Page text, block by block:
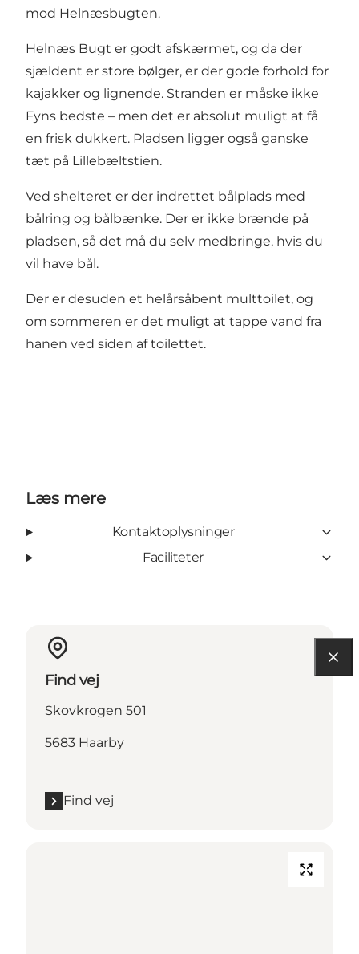
mod Helnæsbugten.
Helnæs Bugt er godt afskærmet, og da der
sjældent er store bølger, er der gode forhold for
kajakker og lignende. Stranden er måske ikke
Fyns bedste – men det er absolut muligt at få
en frisk dukkert. Pladsen ligger også ganske
tæt på Lillebæltstien.
Ved shelteret er der indrettet bålplads med
bålring og bålbænke. Der er ikke brænde på
pladsen, så det må du selv medbringe, hvis du
vil have bål.
Der er desuden et helårsåbent multtoilet, og
om sommeren er det muligt at tappe vand fra
hanen ved siden af toilettet.
Læs mere
Kontaktoplysninger
Faciliteter
Find vej
Skovkrogen 501
5683 Haarby
Find vej